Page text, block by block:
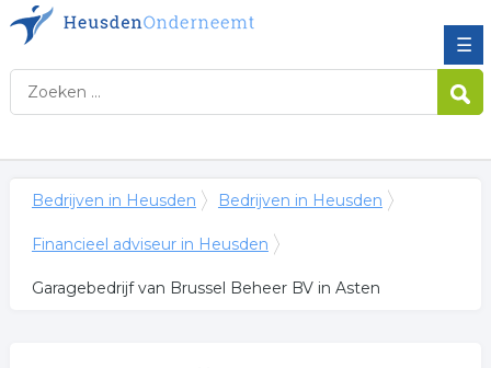
☰
Bedrijven in Heusden Bedrijven in Heusden
Financieel adviseur in Heusden
Garagebedrijf van Brussel Beheer BV in Asten